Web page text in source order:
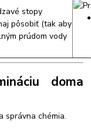
pôsobiť (tak aby
prúdom vody
doma
správna chémia.